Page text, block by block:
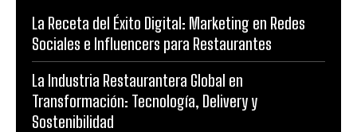
La Receta del Éxito Digital: Marketing en Redes
Sociales e Influencers para Restaurantes
La Industria Restaurantera Global en
Transformación: Tecnología, Delivery y
Sostenibilidad